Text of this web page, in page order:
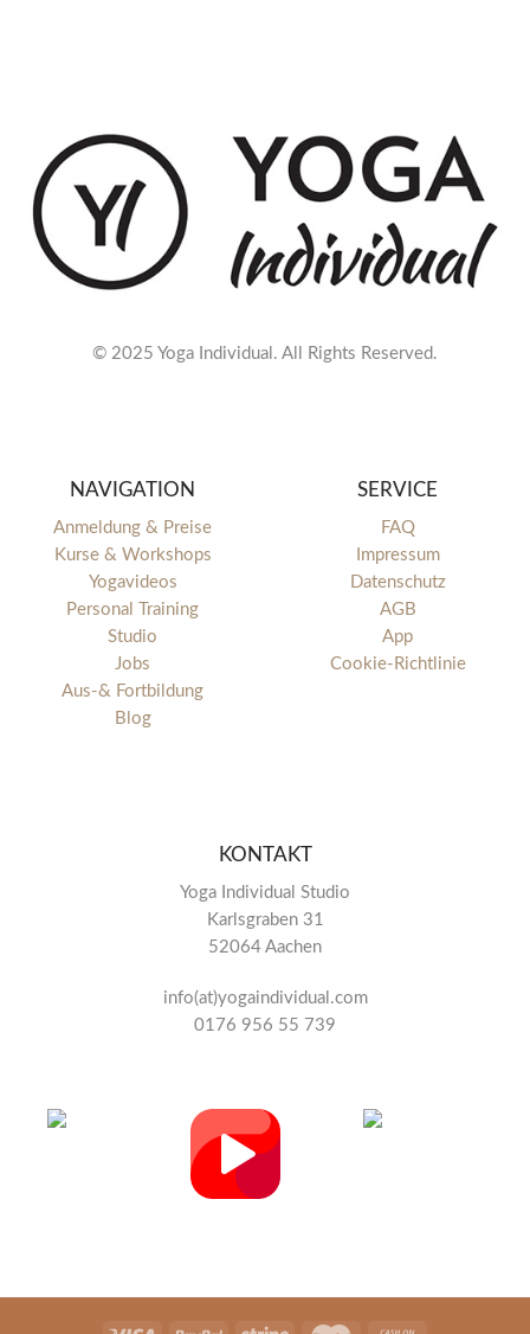
© 2025 Yoga Individual. All Rights Reserved.
NAVIGATION
Anmeldung & Preise
Kurse & Workshops
Yogavideos
Personal Training
Studio
Jobs
Aus-& Fortbildung
Blog
SERVICE
FAQ
Impressum
Datenschutz
AGB
App
Cookie-Richtlinie
KONTAKT
Yoga Individual Studio
Karlsgraben 31
52064 Aachen
info(at)yogaindividual.com
0176 956 55 739